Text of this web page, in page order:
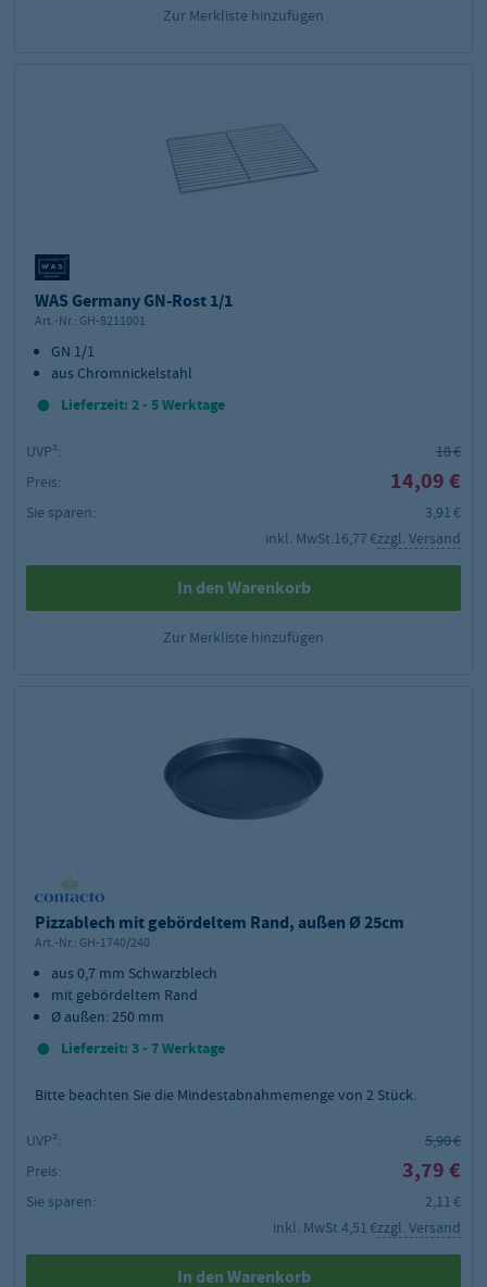
Zur Merkliste hinzufügen
WAS Germany GN-Rost 1/1
Art.-Nr.: GH-8211001
GN 1/1
aus Chromnickelstahl
Lieferzeit: 2 - 5 Werktage
UVP²:
18 €
Preis:
14,09 €
Sie sparen:
3,91 €
inkl. MwSt.16,77 €zzgl. Versand
In den Warenkorb
Zur Merkliste hinzufügen
Pizzablech mit gebördeltem Rand, außen Ø 25cm
Art.-Nr.: GH-1740/240
aus 0,7 mm Schwarzblech
mit gebördeltem Rand
Ø außen: 250 mm
Lieferzeit: 3 - 7 Werktage
Bitte beachten Sie die Mindestabnahmemenge von 2 Stück.
UVP²:
5,90 €
Preis:
3,79 €
Sie sparen:
2,11 €
inkl. MwSt.4,51 €zzgl. Versand
In den Warenkorb